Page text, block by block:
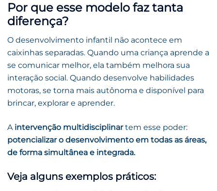
Por que esse modelo faz tanta
diferença?
O desenvolvimento infantil não acontece em
caixinhas separadas. Quando uma criança aprende a
se comunicar melhor, ela também melhora sua
interação social. Quando desenvolve habilidades
motoras, se torna mais autônoma e disponível para
brincar, explorar e aprender.
A intervenção multidisciplinartem esse poder:
potencializar o desenvolvimento em todas as áreas,
de forma simultânea e integrada.
Veja alguns exemplos práticos: